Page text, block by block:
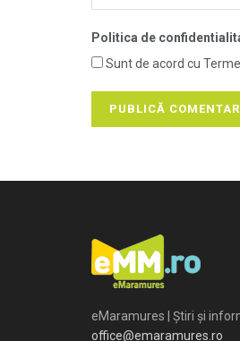
Politica de
Sunt de acord cu
eMaramures | Știri și
office@emaramures.ro